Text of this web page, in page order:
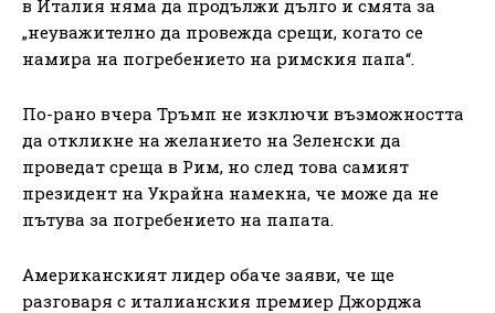
в Италия няма да продължи дълго и смята за
„неуважително да провежда срещи, когато се
намира на погребението на римския папа“.
По-рано вчера Тръмп не изключи възможността
да откликне на желанието на Зеленски да
проведат среща в Рим, но след това самият
президент на Украйна намекна, че може да не
пътува за погребението на папата.
Американският лидер обаче заяви, че ще
разговаря с италианския премиер Джорджа